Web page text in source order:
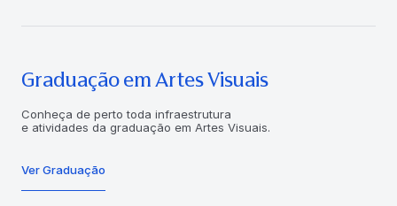
Graduação em Artes Visuais
Conheça de perto toda infraestrutura
e atividades da graduação em Artes Visuais.
Ver Graduação